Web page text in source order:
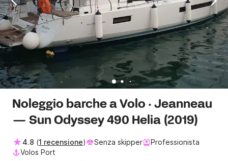
Noleggio barche a Volo · Jeanneau
— Sun Odyssey 490 Helia (2019)
4.8 (1 recensione) Senza skipper
Professionista
Volos Port